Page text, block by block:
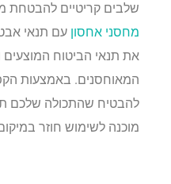
שלבים קריטיים להבטחת
מחסני אחסון עם תנאי
את תנאי הביטוח המוצעים
המאוחסנים. באמצעות
להבטיח שהתכולה שלכם
מוכנה לשימוש חוזר